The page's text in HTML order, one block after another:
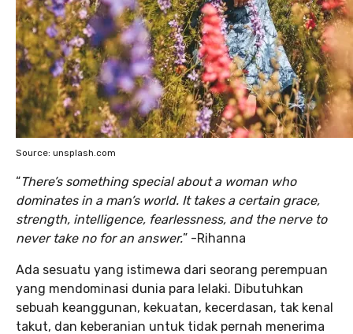
Source: unsplash.com
“There’s something special about a woman who
dominates in a man’s world. It takes a certain grace,
strength, intelligence, fearlessness, and the nerve to
never take no for an answer.” -Rihanna
Ada sesuatu yang istimewa dari seorang perempuan
yang mendominasi dunia para lelaki. Dibutuhkan
sebuah keanggunan, kekuatan, kecerdasan, tak kenal
takut, dan keberanian untuk tidak pernah menerima